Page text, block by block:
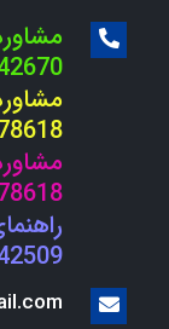
مشاوره